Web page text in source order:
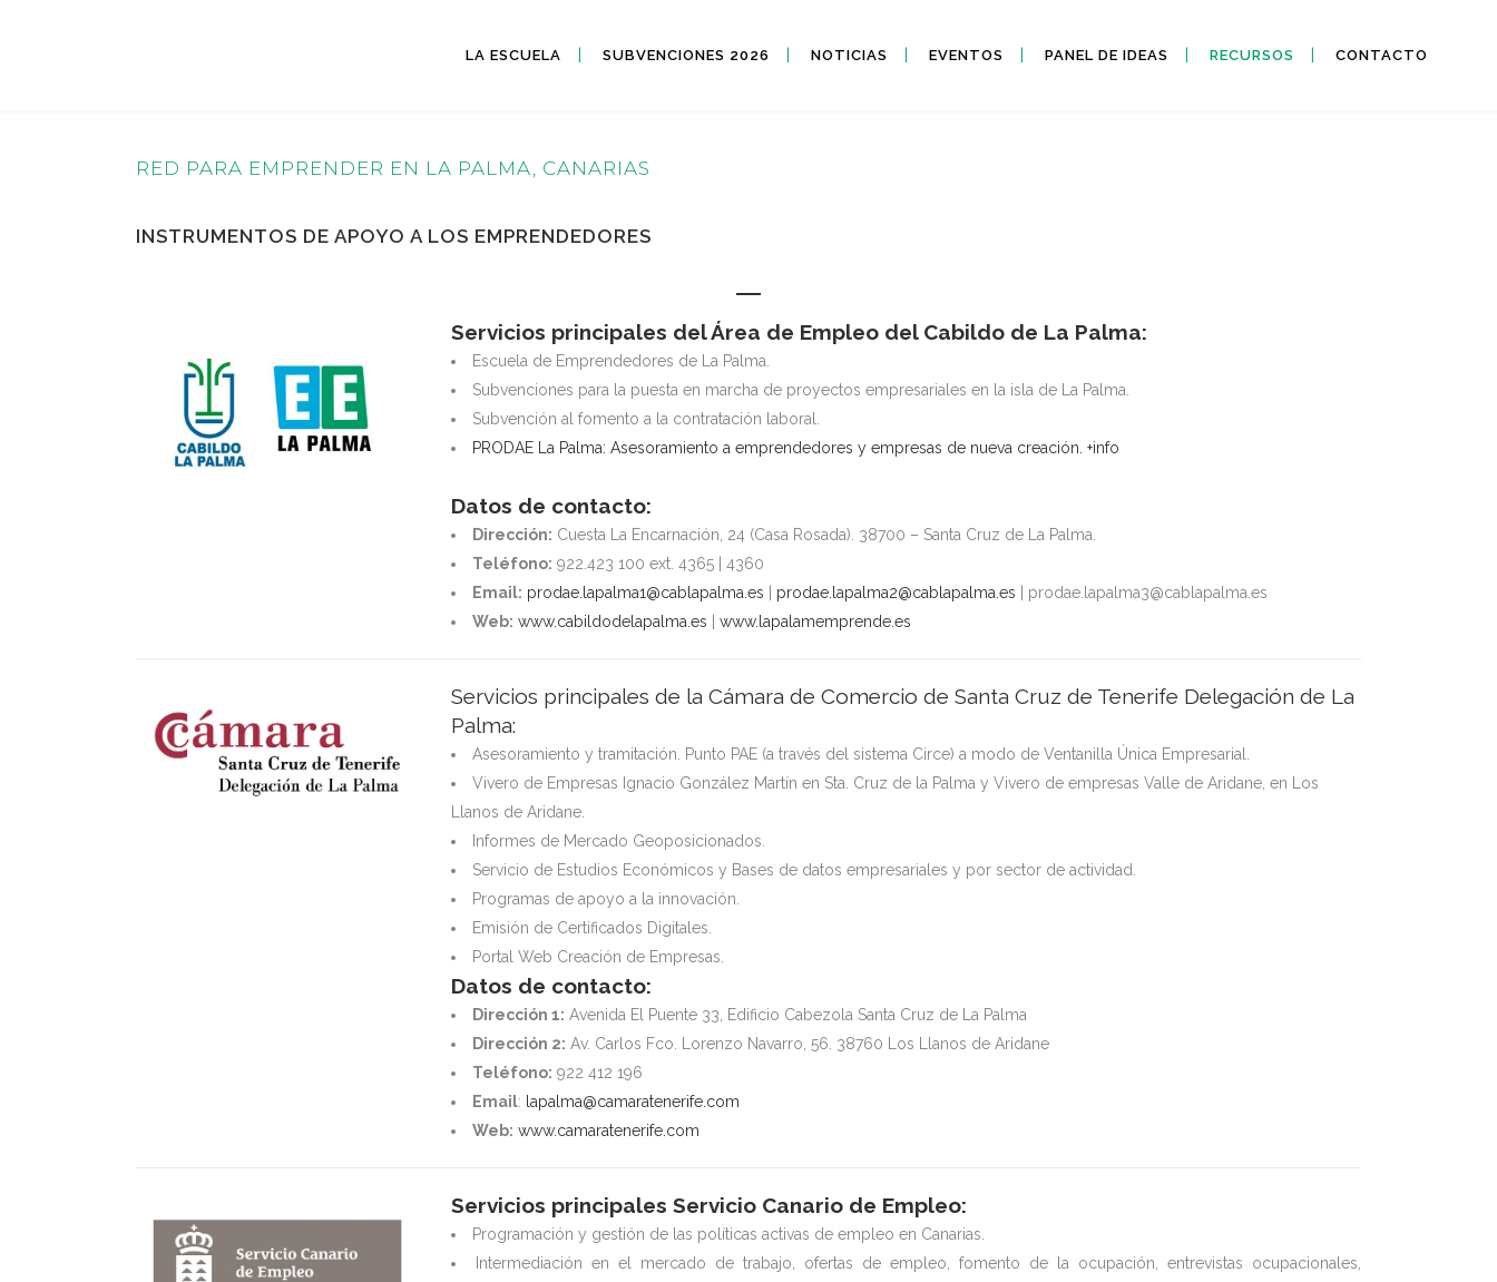
LA ESCUELA SUBVENCIONES 2026 NOTICIAS EVENTOS PANEL DE IDEAS RECURSOS CONTACTO
RED PARA EMPRENDER EN LA PALMA, CANARIAS
INSTRUMENTOS DE APOYO A LOS EMPRENDEDORES
Servicios principales del Área de Empleo del Cabildo de La Palma:
Escuela de Emprendedores de La Palma.
Subvenciones para la puesta en marcha de proyectos empresariales en la isla de La Palma.
Subvención al fomento a la contratación laboral.
PRODAE La Palma: Asesoramiento a emprendedores y empresas de nueva creación. +info
Datos de contacto:
Dirección: Cuesta La Encarnación, 24 (Casa Rosada). 38700 – Santa Cruz de La Palma.
Teléfono: 922.423 100 ext. 4365 | 4360
Email: prodae.lapalma1@cablapalma.es prodae.lapalma2@cablapalma.es | prodae.lapalma3@cablapalma.es
Web: www.cabildodelapalma.es www.lapalamemprende.es
Servicios principales de la Cámara de Comercio de Santa Cruz de Tenerife Delegación de La
Palma:
Asesoramiento y tramitación. Punto PAE (a través del sistema Circe) a modo de Ventanilla Única Empresarial.
Vivero de Empresas Ignacio González Martín en Sta. Cruz de la Palma y Vivero de empresas Valle de Aridane, en Los
Llanos de Aridane.
Informes de Mercado Geoposicionados.
Servicio de Estudios Económicos y Bases de datos empresariales y por sector de actividad.
Programas de apoyo a la innovación.
Emisión de Certificados Digitales.
Portal Web Creación de Empresas.
Datos de contacto:
Dirección 1: Avenida El Puente 33, Edificio Cabezola Santa Cruz de La Palma
Dirección 2: Av. Carlos Fco. Lorenzo Navarro, 56. 38760 Los Llanos de Aridane
Teléfono: 922 412 196
Email: lapalma@camaratenerife.com
Web: www.camaratenerife.com
Servicios principales Servicio Canario de Empleo:
Programación y gestión de las políticas activas de empleo en Canarias.
Intermediación en el mercado de trabajo, ofertas de empleo, fomento de la ocupación, entrevistas ocupacionales,